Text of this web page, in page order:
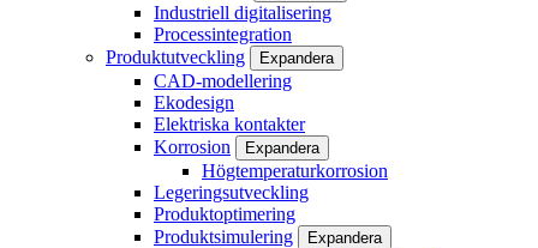
Industriell digitalisering
Processintegration
Produktutveckling
Expandera
CAD-modellering
Ekodesign
Elektriska kontakter
Korrosion
Expandera
Högtemperaturkorrosion
Legeringsutveckling
Produktoptimering
Produktsimulering
Expandera